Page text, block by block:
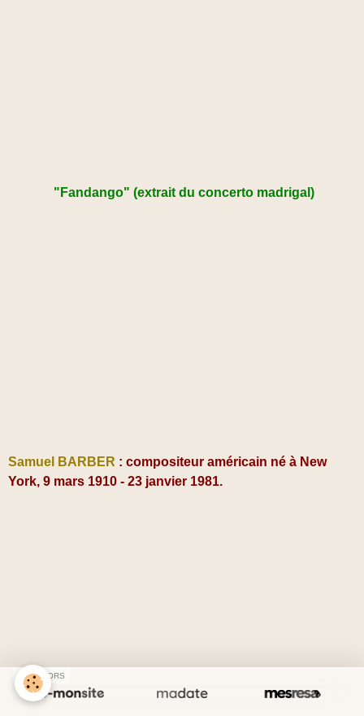
"Fandango" (extrait du concerto madrigal)
Samuel BARBER : compositeur américain né à New
York, 9 mars 1910 - 23 janvier 1981.
SPONSORS